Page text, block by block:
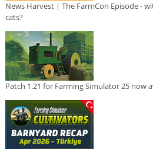
News Harvest | The FarmCon Episode -
cats?
Patch 1.21 for Farming Simulator 25 now